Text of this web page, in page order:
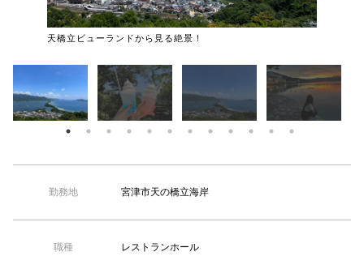
天橋立ビューランドから見る絶景！
勤務地 宮津市天の橋立海岸
職種 レストランホール